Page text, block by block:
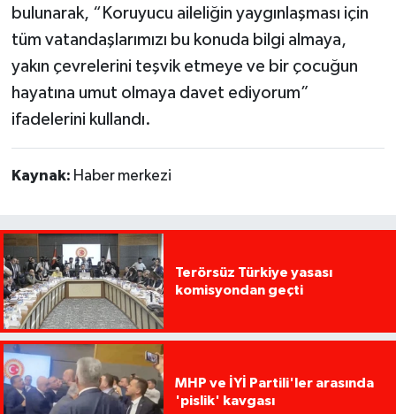
bulunarak, “Koruyucu aileliğin yaygınlaşması için
tüm vatandaşlarımızı bu konuda bilgi almaya,
yakın çevrelerini teşvik etmeye ve bir çocuğun
hayatına umut olmaya davet ediyorum”
ifadelerini kullandı.
Kaynak: Haber merkezi
Terörsüz Türkiye yasası
komisyondan geçti
MHP ve İYİ Partili'ler arasında
'pislik' kavgası